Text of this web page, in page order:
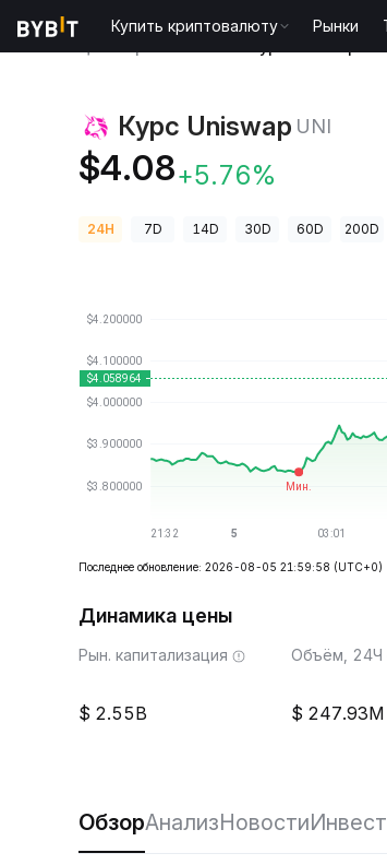
Купить криптовалюту Рынки
Курс Uniswap UNI
$4.08+5.76%
24H 7D 14D 30D 60D 200D
Последнее обновление: 2026-08-05 21:59:58 (UTC+0)
Динамика цены
Рын. капитализация
2.55B
Объём, 24Ч
247.93M
ОбзорАнализНовости